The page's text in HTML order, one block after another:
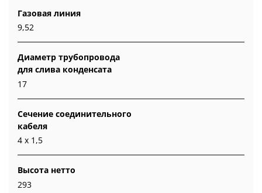
Газовая линия
9,52
Диаметр трубопровода
для слива конденсата
17
Сечение соединительного
кабеля
4 х 1,5
Высота нетто
293